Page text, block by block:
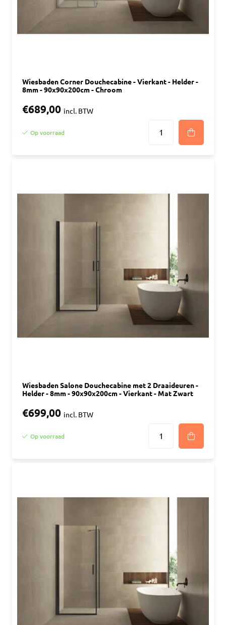
Wiesbaden Corner Douchecabine - Vierkant - Helder -
8mm - 90x90x200cm - Chroom
€689,00 incl. BTW
Op voorraad
Wiesbaden Salone Douchecabine met 2 Draaideuren -
Helder - 8mm - 90x90x200cm - Vierkant - Mat Zwart
€699,00 incl. BTW
Op voorraad